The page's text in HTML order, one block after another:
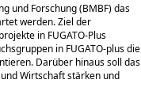
und Forschung (BMBF) das
werden. Ziel der
in FUGATO-Plus
in FUGATO-plus die
Darüber hinaus soll das
Wirtschaft stärken und